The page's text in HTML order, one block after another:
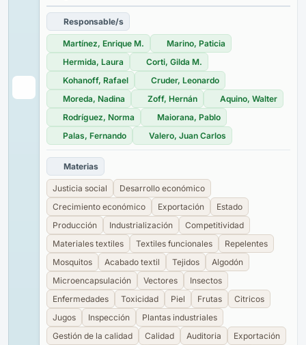
Responsable/s
Martínez, Enrique M.
Marino, Paticia
Hermida, Laura
Corti, Gilda M.
Kohanoff, Rafael
Cruder, Leonardo
Moreda, Nadina
Zoff, Hernán
Aquino, Walter
Rodríguez, Norma
Maiorana, Pablo
Palas, Fernando
Valero, Juan Carlos
Materias
Justicia social
Desarrollo económico
Crecimiento económico
Exportación
Estado
Producción
Industrialización
Competitividad
Materiales textiles
Textiles funcionales
Repelentes
Mosquitos
Acabado textil Tejidos
Algodón
Microencapsulación
Vectores
Insectos
Enfermedades
Toxicidad Piel Frutas
Citricos
Jugos
Inspección
Plantas industriales
Gestión de la calidad
Calidad Auditoria
Exportación